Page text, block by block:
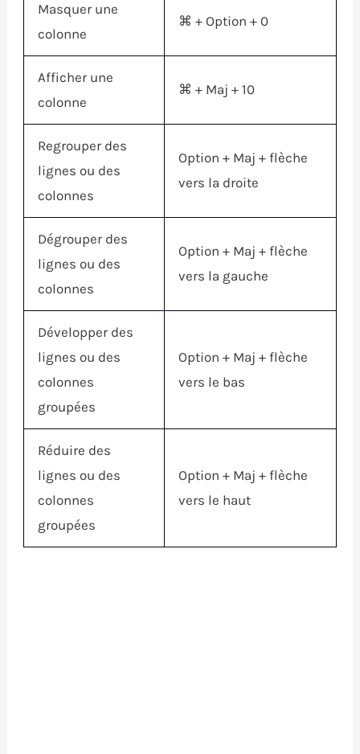
Masquer une
colonne
⌘ + Option + 0
Afficher une
colonne
⌘ + Maj + 10
Regrouper des
lignes ou des
colonnes
Option + Maj + flèche
vers la droite
Dégrouper des
lignes ou des
colonnes
Option + Maj + flèche
vers la gauche
Développer des
lignes ou des
colonnes
groupées
Option + Maj + flèche
vers le bas
Réduire des
lignes ou des
colonnes
groupées
Option + Maj + flèche
vers le haut